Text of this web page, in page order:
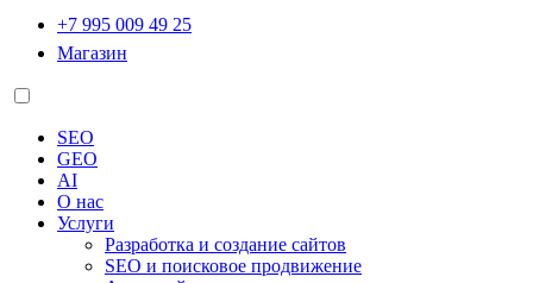
+7 995 009 49 25
Магазин
SEO
GEO
AI
О нас
Услуги
Разработка и создание сайтов
SEO и поисковое продвижение